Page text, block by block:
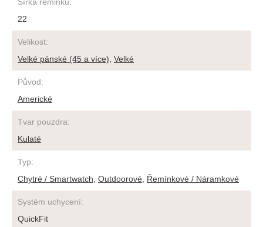
22
Velikost:
Velké pánské (45 a více) Velké
Původ:
Americké
Tvar pouzdra:
Kulaté
Typ:
Chytré / Smartwatch Outdoorové Řemínkové / Náramkové
Systém uchycení:
QuickFit